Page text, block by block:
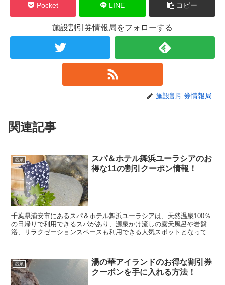
Pocket LINE コピー
施設割引券情報局をフォローする
施設割引券情報局
関連記事
温泉
スパ＆ホテル舞浜ユーラシアのお
得な11の割引クーポン情報！
千葉県浦安市にあるスパ＆ホテル舞浜ユーラシアは、天然温泉100％
の日帰りで利用できるスパがあり、源泉かけ流しの露天風呂や岩盤
浴、リラクゼーションスペースも利用できる人気スポットとなってい
温泉
湯の華アイランドのお得な割引券
クーポンを手に入れる方法！